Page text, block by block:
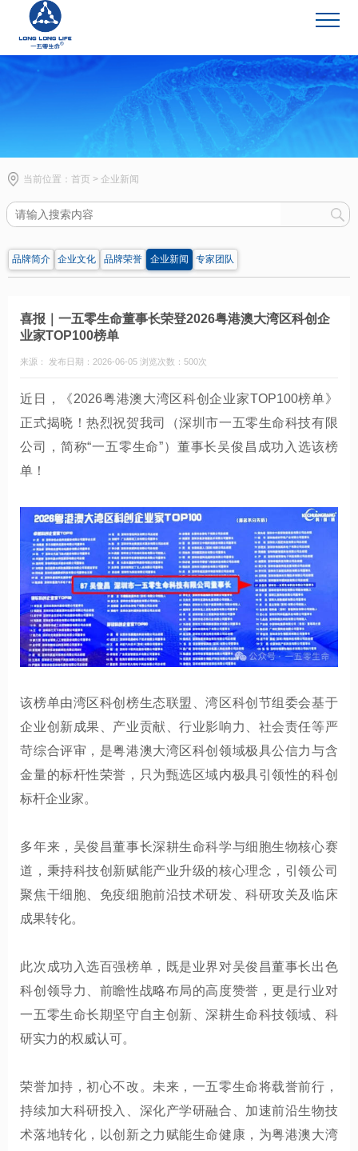
企业新闻
当前位置：首页 >企业新闻
品牌简介 企业文化 品牌荣誉 企业新闻 专家团队
喜报｜一五零生命董事长荣登2026粤港澳大湾区科创企
业家TOP100榜单
来源： 发布日期：2026-06-05 浏览次数：500次
近日，《2026粤港澳大湾区科创企业家TOP100榜单》
正式揭晓！热烈祝贺我司（深圳市一五零生命科技有限
公司，简称“一五零生命”）董事长吴俊昌成功入选该榜
单！
该榜单由湾区科创榜生态联盟、湾区科创节组委会基于
企业创新成果、产业贡献、行业影响力、社会责任等严
苛综合评审，是粤港澳大湾区科创领域极具公信力与含
金量的标杆性荣誉，只为甄选区域内极具引领性的科创
标杆企业家。
多年来，吴俊昌董事长深耕生命科学与细胞生物核心赛
道，秉持科技创新赋能产业升级的核心理念，引领公司
聚焦干细胞、免疫细胞前沿技术研发、科研攻关及临床
成果转化。
此次成功入选百强榜单，既是业界对吴俊昌董事长出色
科创领导力、前瞻性战略布局的高度赞誉，更是行业对
一五零生命长期坚守自主创新、深耕生命科技领域、科
研实力的权威认可。
荣誉加持，初心不改。未来，一五零生命将载誉前行，
持续加大科研投入、深化产学研融合、加速前沿生物技
术落地转化，以创新之力赋能生命健康，为粤港澳大湾